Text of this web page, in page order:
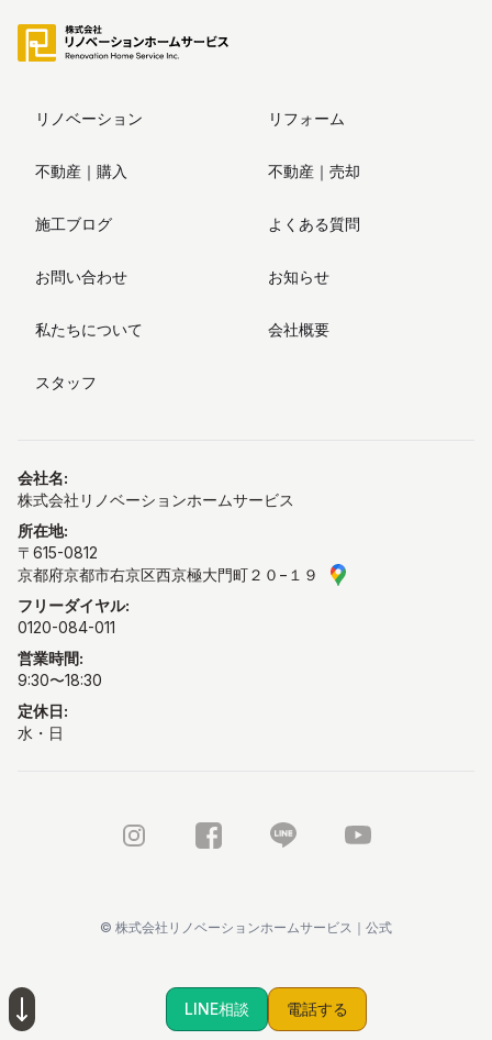
リノベーション リフォーム
不動産｜購入 不動産｜売却
施工ブログ よくある質問
お問い合わせ お知らせ
私たちについて 会社概要
スタッフ
会社名:
株式会社リノベーションホームサービス
所在地:
〒615-0812
京都府京都市右京区西京極大門町２０−１９
フリーダイヤル:
0120-084-011
営業時間:
9:30〜18:30
定休日:
水・日
InstagramFaceBookLINE公式アカウント
Youtube
© 株式会社リノベーションホームサービス｜公式
LINE相談 電話する